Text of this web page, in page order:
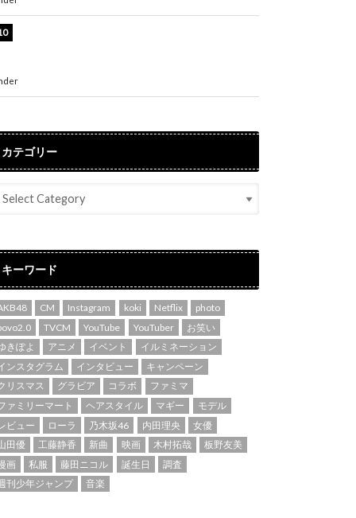
カテゴリー
キーワード
CM Instagram koki Netflix
photo
TVCM YouTube YouTuber
お笑い
きぽよ
アニメ イベント
イルミネーション
ンスタグラム
インタビュー
キャンペーン
リスマス
グラビア コラボ
ファミマ
ァミリーマート
ヘアスタイル マギー
モデル
ビュー
ローラ 乃木坂46 内田理央
女優
田優
工藤静香 新曲 映画 木村拓哉
板野友美
画
私服 藤田ニコル 誕生日
調査
刊少年ジャンプ
音楽